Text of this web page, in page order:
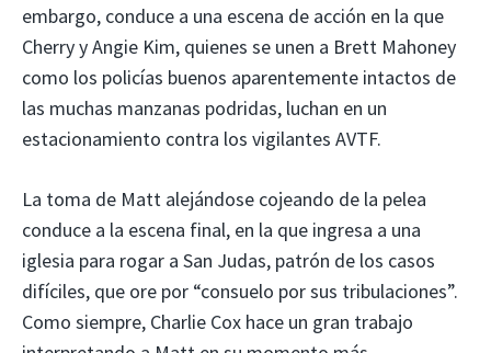
embargo, conduce a una escena de acción en la que
Cherry y Angie Kim, quienes se unen a Brett Mahoney
como los policías buenos aparentemente intactos de
las muchas manzanas podridas, luchan en un
estacionamiento contra los vigilantes AVTF.
La toma de Matt alejándose cojeando de la pelea
conduce a la escena final, en la que ingresa a una
iglesia para rogar a San Judas, patrón de los casos
difíciles, que ore por “consuelo por sus tribulaciones”.
Como siempre, Charlie Cox hace un gran trabajo